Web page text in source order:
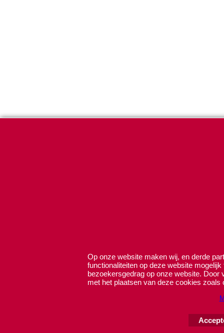
Op onze website maken wij, en derde
functionaliteiten op deze website
bezoekersgedrag op onze website.
met het plaatsen van deze cookies